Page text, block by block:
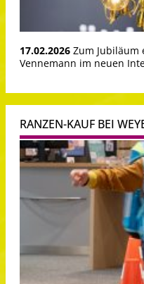
17.02.2026 Zum
Vennemann im neuen
RANZEN-KAUF BEI